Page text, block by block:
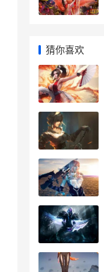
猜你喜欢